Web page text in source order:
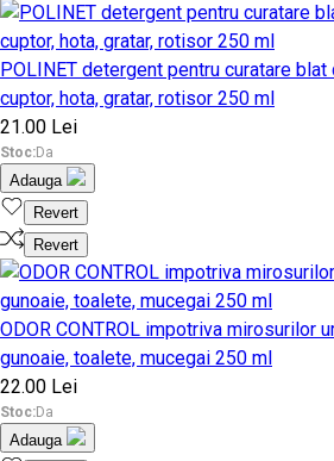
POLINET detergent pentru curatare blat
cuptor, hota, gratar, rotisor 250 ml
21.00 Lei
Stoc:Da
Adauga
Revert
Revert
ODOR CONTROL impotriva mirosurilor
gunoaie, toalete, mucegai 250 ml
22.00 Lei
Stoc:Da
Adauga